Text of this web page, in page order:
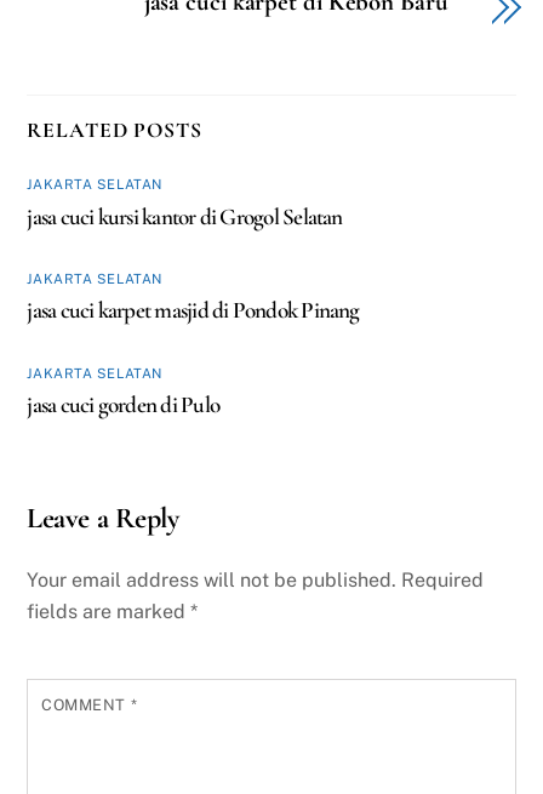
RELATED POSTS
JAKARTA SELATAN
jasa cuci kursi kantor di Grogol Selatan
JAKARTA SELATAN
jasa cuci karpet masjid di Pondok Pinang
JAKARTA SELATAN
jasa cuci gorden di Pulo
Leave a Reply
Your email address will not be published. Required
fields are marked*
COMMENT *